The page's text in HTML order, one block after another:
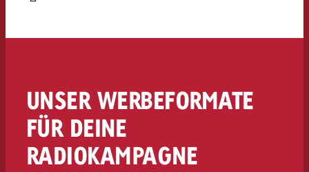
UNSER WERBEFORMATE
FÜR DEINE
RADIOKAMPAGNE